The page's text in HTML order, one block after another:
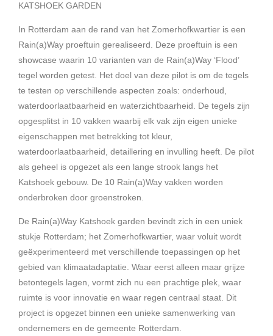
KATSHOEK GARDEN
In Rotterdam aan de rand van het Zomerhofkwartier is een
Rain(a)Way proeftuin gerealiseerd. Deze proeftuin is een
showcase waarin 10 varianten van de Rain(a)Way ‘Flood’
tegel worden getest. Het doel van deze pilot is om de tegels
te testen op verschillende aspecten zoals: onderhoud,
waterdoorlaatbaarheid en waterzichtbaarheid. De tegels zijn
opgesplitst in 10 vakken waarbij elk vak zijn eigen unieke
eigenschappen met betrekking tot kleur,
waterdoorlaatbaarheid, detaillering en invulling heeft. De pilot
als geheel is opgezet als een lange strook langs het
Katshoek gebouw. De 10 Rain(a)Way vakken worden
onderbroken door groenstroken.
De Rain(a)Way Katshoek garden bevindt zich in een uniek
stukje Rotterdam; het Zomerhofkwartier, waar voluit wordt
geëxperimenteerd met verschillende toepassingen op het
gebied van klimaatadaptatie. Waar eerst alleen maar grijze
betontegels lagen, vormt zich nu een prachtige plek, waar
ruimte is voor innovatie en waar regen centraal staat. Dit
project is opgezet binnen een unieke samenwerking van
ondernemers en de gemeente Rotterdam.